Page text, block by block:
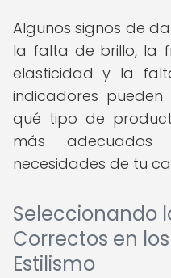
Algunos signos de
la falta de brillo, la
elasticidad y la
indicadores
qué tipo de
más
necesidades de tu
Seleccionando
Correctos en
Estilismo